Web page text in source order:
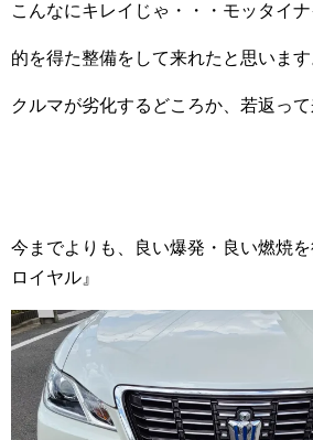
こんなにキレイじゃ・・・モッタイナ
的を得た整備をして来れたと思います
クルマが劣化するどころか、若返って
今までよりも、良い爆発・良い燃焼
ロイヤル』